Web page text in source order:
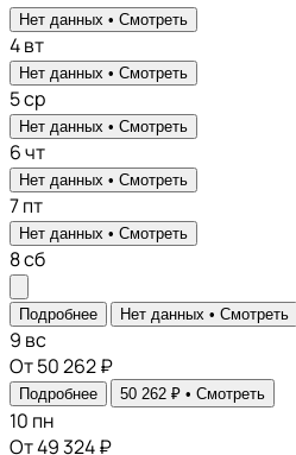
Нет данных • Смотреть
4вт
Нет данных • Смотреть
5ср
Нет данных • Смотреть
6чт
Нет данных • Смотреть
7пт
Нет данных • Смотреть
8сб
Подробнее Нет данных • Смотреть
9 вс
От 50 262 ₽
Подробнее 50 262 ₽ • Смотреть
10 пн
От 49 324 ₽